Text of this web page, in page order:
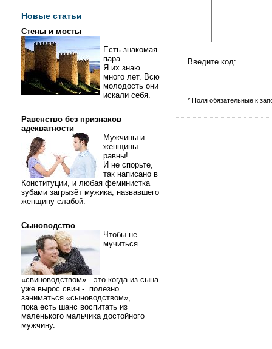
Новые статьи
Стены и мосты
Есть знакомая
пара.
Я их знаю
много лет. Всю
молодость они
искали себя.
Равенство без признаков
адекватности
Мужчины и
женщины
равны!
И не спорьте,
так написано в
Конституции, и любая феминистка
зубами загрызёт мужика, назвавшего
женщину слабой.
Сыноводство
Чтобы не
мучиться
«свиноводством» - это когда из сына
уже вырос свин - полезно
заниматься «сыноводством»,
пока есть шанс воспитать из
маленького мальчика достойного
мужчину.
Введите код:
* Поля обязательные к